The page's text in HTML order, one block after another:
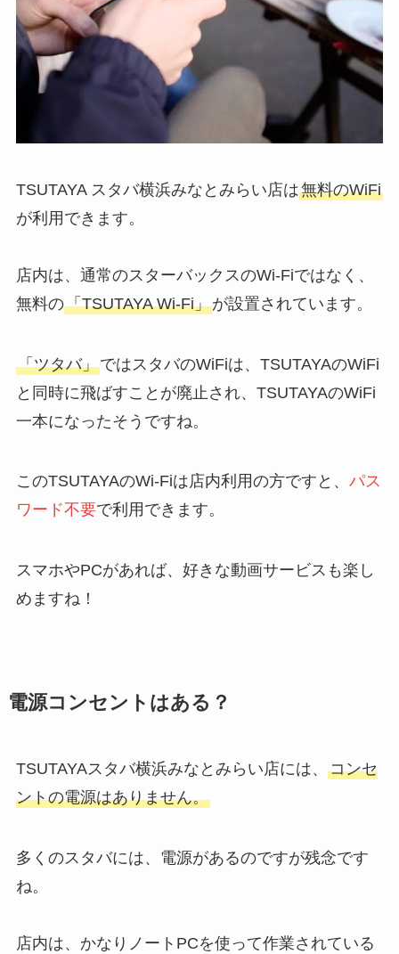
TSUTAYA スタバ横浜みなとみらい店は無料のWiFi
が利用できます。
店内は、通常のスターバックスのWi-Fiではなく、
無料の「TSUTAYA Wi-Fi」が設置されています。
「ツタバ」ではスタバのWiFiは、TSUTAYAのWiFi
と同時に飛ばすことが廃止され、TSUTAYAのWiFi
一本になったそうですね。
このTSUTAYAのWi-Fiは店内利用の方ですと、 パス
ワード不要で利用できます。
スマホやPCがあれば、好きな動画サービスも楽し
めますね！
電源コンセントはある？
TSUTAYAスタバ横浜みなとみらい店には、 コンセ
ントの電源はありません。
多くのスタバには、電源があるのですが残念です
ね。
店内は、かなりノートPCを使って作業されている